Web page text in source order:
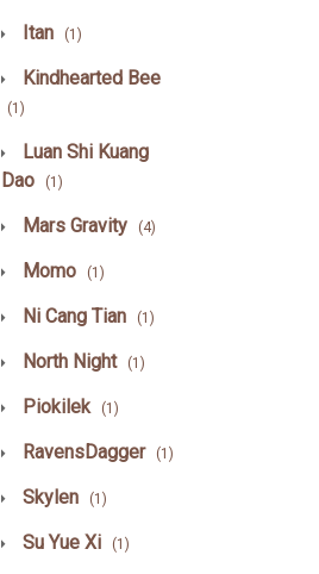
Itan (1)
Kindhearted Bee
(1)
Luan Shi Kuang
Dao
(1)
Mars Gravity (4)
Momo (1)
Ni Cang Tian (1)
North Night (1)
Piokilek (1)
RavensDagger (1)
Skylen (1)
Su Yue Xi (1)